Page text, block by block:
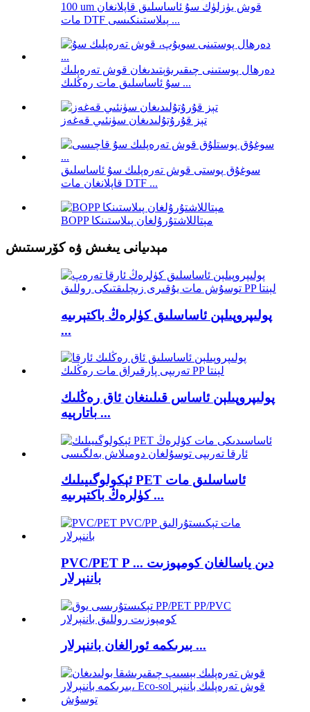
100 um قوش يۈزلۈك سۇ ئاساسلىق قاپلانغان
مات DTF پىلاستىنكىسى ...
دەرھال پوستىنى چىقىرىۋېتىدىغان قوش تەرەپلىك
سۇ ئاساسلىق مات رەڭلىك ...
تېز قۇرۇتۇلىدىغان سۈنئىي قەغەز
سوغۇق پوستى قوش تەرەپلىك سۇ ئاساسلىق
قاپلانغان مات DTF ...
BOPP مېتاللاشتۇرۇلغان پىلاستىنكا
مېدىيانى يىغىش ۋە كۆرسىتىش
پولىپروپىلېن ئاساسلىق كۈلرەڭ باكتېرىيە
...
پولىپروپىلېن ئاساس قىلىنغان ئاق رەڭلىك
باتارېيە ...
ئېكولوگىيىلىك PET ئاساسلىق مات
كۈلرەڭ باكتېرىيە ...
PVC/PET P ... دىن ياسالغان كومپوزىت
باننېرلار
بىرىكمە ئورالغان باننېرلار ...